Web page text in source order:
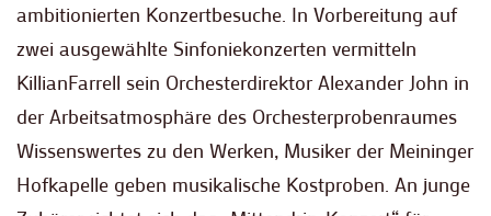
ambitionierten Konzertbesuche. In Vorbereitung auf
zwei ausgewählte Sinfoniekonzerten vermitteln
KillianFarrell sein Orchesterdirektor Alexander John in
der Arbeitsatmosphäre des Orchesterprobenraumes
Wissenswertes zu den Werken, Musiker der Meininger
Hofkapelle geben musikalische Kostproben. An junge